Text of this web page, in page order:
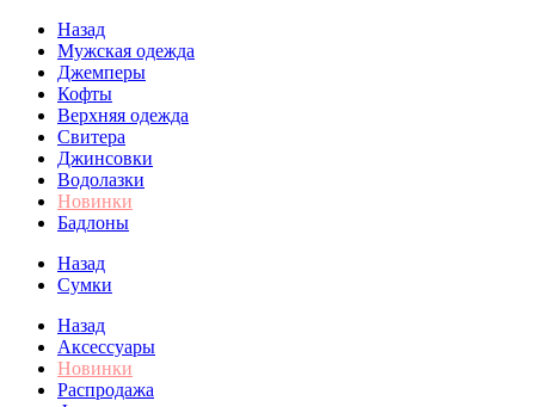
Назад
Мужская одежда
Джемперы
Кофты
Верхняя одежда
Свитера
Джинсовки
Водолазки
Новинки
Бадлоны
Назад
Сумки
Назад
Аксессуары
Новинки
Распродажа